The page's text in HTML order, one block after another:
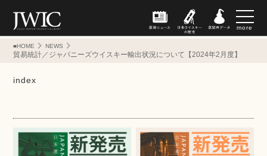
more
■HOME NEWS
貿易統計／ジャパニーズウイスキー輸出状況について【2024年2月度】
index